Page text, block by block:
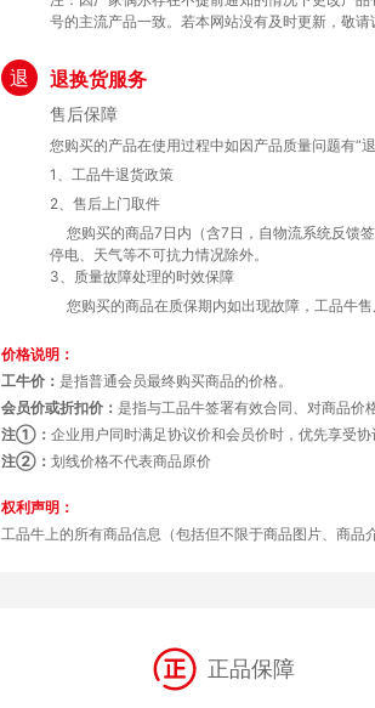
号的主流产品一致。若本网站没有及时更新，敬请
退 退换货服务
售后保障
您购买的产品在使用过程中如因产品质量问题有“
1、工品牛退货政策
2、售后上门取件
您购买的商品7日内（含7日，自物流系统反馈
停电、天气等不可抗力情况除外。
3、质量故障处理的时效保障
您购买的商品在质保期内如出现故障，工品牛
价格说明：
工牛价： 是指普通会员最终购买商品的价格。
会员价或折扣价： 是指与工品牛签署有效合同、对商品价
注①： 企业用户同时满足协议价和会员价时，优先享受协
注②： 划线价格不代表商品原价
权利声明：
工品牛上的所有商品信息（包括但不限于商品图片、商
正品保障